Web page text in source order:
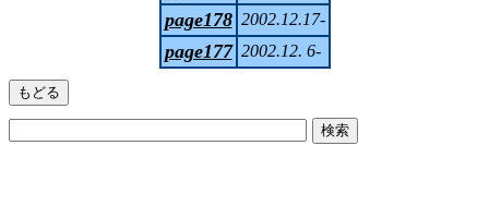
page178 2002.12.17-
page177 2002.12. 6-